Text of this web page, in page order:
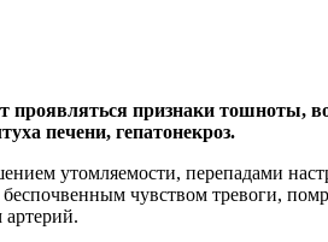
проявляться признаки тошноты,
печени, гепатонекроз.
утомляемости, перепадами
чувством тревоги,